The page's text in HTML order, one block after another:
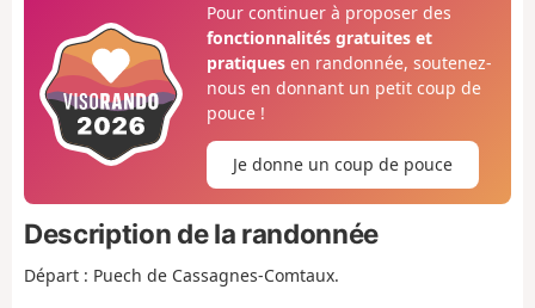
Pour continuer à proposer des
fonctionnalités gratuites et
pratiquesen randonnée, soutenez-
nous en donnant un petit coup de
pouce !
Je donne un coup de pouce
Description de la randonnée
Départ : Puech de Cassagnes-Comtaux.